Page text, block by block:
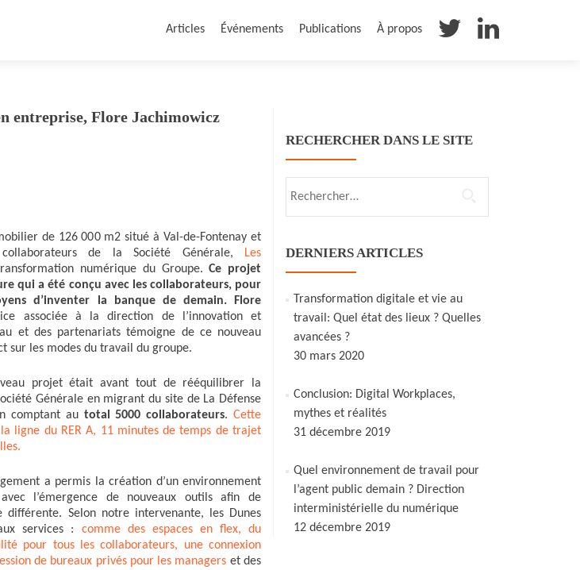
Articles Événements Publications À propos
entreprise, Flore Jachimowicz
de 126 000 m2 situé à Val-de-Fontenay et
de la Société Générale,
Les
numérique du Groupe.Ce projet
qui a été conçu avec les collaborateurs, pour
d’inventer la banque de demain.
Flore
associée à la direction de l’innovation et
et des partenariats témoigne de ce nouveau
sur les modes du travail du groupe.
projet était avant tout de rééquilibrer la
Générale en migrant du site de La Défense
comptant au total 5000 collaborateurs.Cette
ligne du RER A, 11 minutes de temps de trajet
a permis la création d’un environnement
l’émergence de nouveaux outils afin de
Selon notre intervenante, les Dunes
services : comme des espaces en flex, du
pour tous les collaborateurs, une connexion
de bureaux privés pour les managers et des
RECHERCHER DANS LE SITE
DERNIERS ARTICLES
Transformation digitale et vie au
travail: Quel état des lieux ? Quelles
avancées ?
30 mars 2020
Conclusion: Digital Workplaces,
mythes et réalités
31 décembre 2019
Quel environnement de travail pour
l’agent public demain ? Direction
interministérielle du numérique
12 décembre 2019